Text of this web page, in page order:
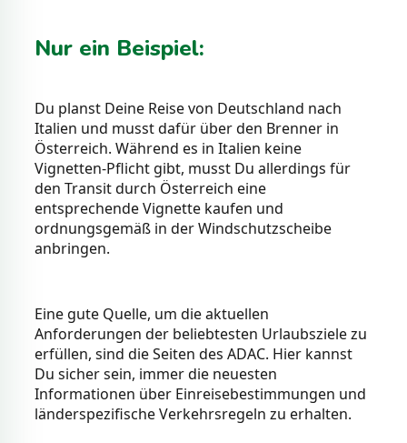
Nur ein Beispiel:
Du planst Deine Reise von Deutschland nach
Italien und musst dafür über den Brenner in
Österreich. Während es in Italien keine
Vignetten-Pflicht gibt, musst Du allerdings für
den Transit durch Österreich eine
entsprechende Vignette kaufen und
ordnungsgemäß in der Windschutzscheibe
anbringen.
Eine gute Quelle, um die aktuellen
Anforderungen der beliebtesten Urlaubsziele zu
erfüllen, sind die Seiten des ADAC. Hier kannst
Du sicher sein, immer die neuesten
Informationen über Einreisebestimmungen und
länderspezifische Verkehrsregeln zu erhalten.